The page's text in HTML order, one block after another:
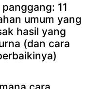
11
umum yang
hasil yang
(dan cara